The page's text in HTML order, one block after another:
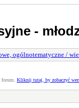
-
ogólnotematyczne /
forum. Kliknij tutaj, by zobaczyć